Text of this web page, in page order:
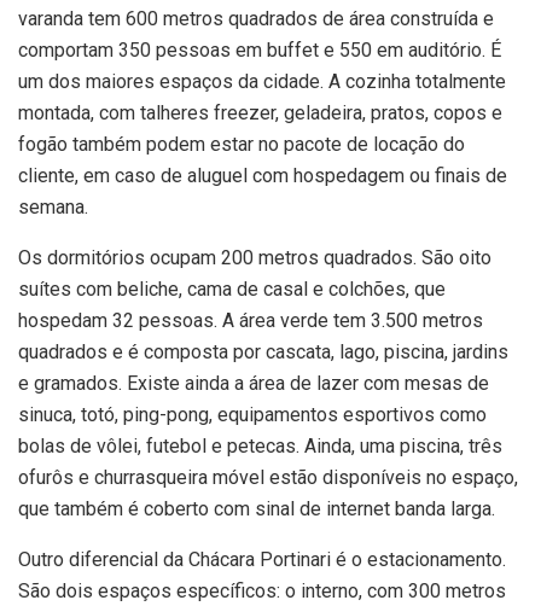
varanda tem 600 metros quadrados de área construída e
comportam 350 pessoas em buffet e 550 em auditório. É
um dos maiores espaços da cidade. A cozinha totalmente
montada, com talheres freezer, geladeira, pratos, copos e
fogão também podem estar no pacote de locação do
cliente, em caso de aluguel com hospedagem ou finais de
semana.
Os dormitórios ocupam 200 metros quadrados. São oito
suítes com beliche, cama de casal e colchões, que
hospedam 32 pessoas. A área verde tem 3.500 metros
quadrados e é composta por cascata, lago, piscina, jardins
e gramados. Existe ainda a área de lazer com mesas de
sinuca, totó, ping-pong, equipamentos esportivos como
bolas de vôlei, futebol e petecas. Ainda, uma piscina, três
ofurôs e churrasqueira móvel estão disponíveis no espaço,
que também é coberto com sinal de internet banda larga.
Outro diferencial da Chácara Portinari é o estacionamento.
São dois espaços específicos: o interno, com 300 metros